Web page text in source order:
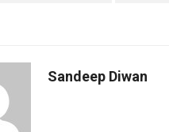
Sandeep Diwan